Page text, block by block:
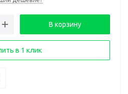
В корзину
в 1 клик